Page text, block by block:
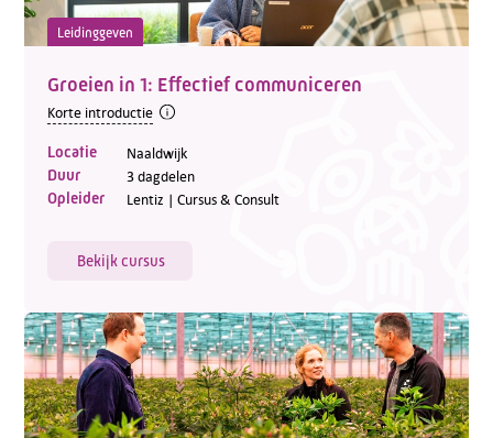
Leidinggeven
Groeien in 1: Effectief communiceren
Korte introductie
Locatie Naaldwijk
Duur 3 dagdelen
Opleider Lentiz | Cursus & Consult
Bekijk cursus